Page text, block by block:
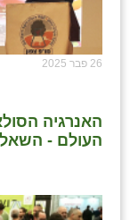
26 פבר 2025
האנרגיה
העולם -